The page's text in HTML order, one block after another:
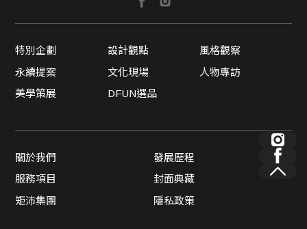
特別企劃 設計觀點
風格觀察
永續提案
文化現場
人物專訪
美學策展
DFUN選品
關於我們
發展歷程
服務項目
封面典藏
矩沛集團
隱私政策